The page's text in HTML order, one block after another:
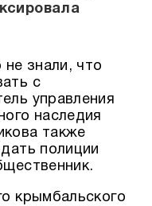
знали, что
с
управления
наследия
также
полиции
крымбальского